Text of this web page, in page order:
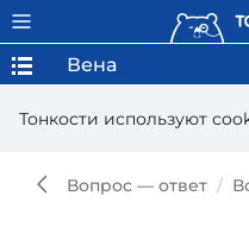
Тонкости используют
Вена
Вопрос — ответ